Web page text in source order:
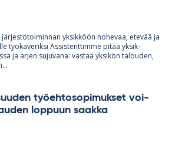
yk­sik­köön no­he­vaa, ete­vää ja
työ­ka­ve­riksi As­sis­tent­timme pi­tää yk­sik­
ja ar­jen su­ju­vana: vas­taa yk­si­kön ta­lou­den,
työ­eh­to­so­pi­muk­set voi­
lop­puun saakka